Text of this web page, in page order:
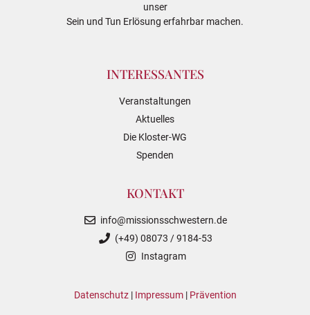
unser
Sein und Tun Erlösung erfahrbar machen.
INTERESSANTES
Veranstaltungen
Aktuelles
Die Kloster-WG
Spenden
KONTAKT
info@missionsschwestern.de
(+49) 08073 / 9184-53
Instagram
Datenschutz| Impressum| Prävention